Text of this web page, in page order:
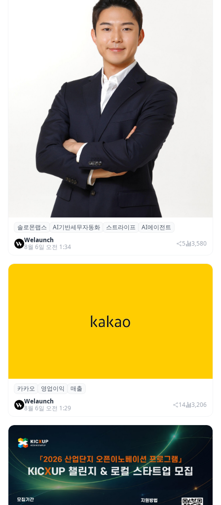
솔로몬랩스, 스트라이프 출신 이창헌 영입…
절세 전략 AI 에이전트 개발 본격화
솔로몬랩스 AI기반세무자동화 스트라이프
AI에이전트
Welaunch
8월 6일 오전 1:34
5 3,580
카카오, 2026년 2분기 매출 2조985억·영업
이익 2770억…역대 분기 최대
카카오 영업이익
매출
Welaunch
8월 6일 오전 1:29
14 3,206